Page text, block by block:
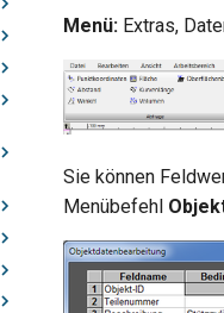
Menü: Extras,
Sie können
Menübefehl